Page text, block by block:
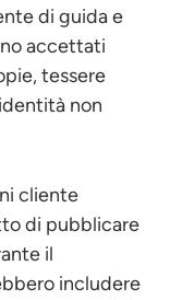
di guida e
accettati
tessere
non
cliente
di pubblicare
il
includere